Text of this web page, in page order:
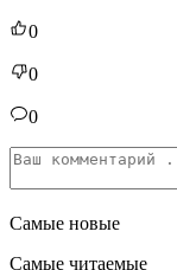
0
0
0
Самые новые
Самые читаемые